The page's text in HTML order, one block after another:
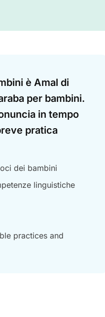
è Amal di
per bambini.
in tempo
pratica
dei bambini
linguistiche
practices and